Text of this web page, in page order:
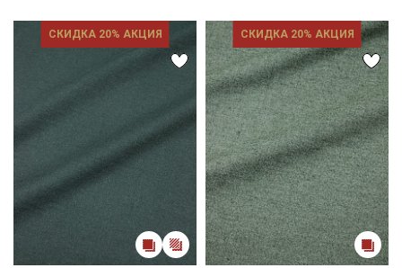
СКИДКА 20% АКЦИЯ СКИДКА 20% АКЦИЯ